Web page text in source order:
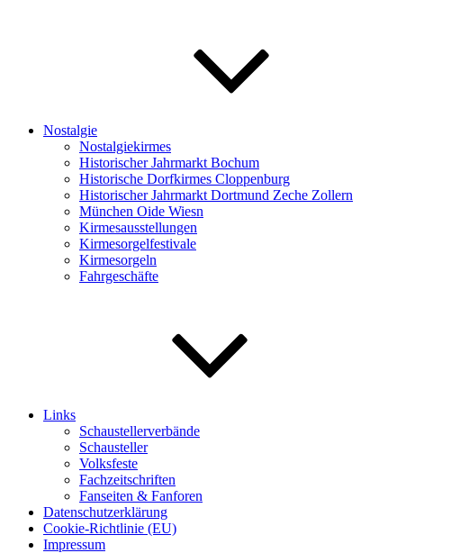
Nostalgie
Nostalgiekirmes
Historischer Jahrmarkt Bochum
Historische Dorfkirmes Cloppenburg
Historischer Jahrmarkt Dortmund Zeche Zollern
München Oide Wiesn
Kirmesausstellungen
Kirmesorgelfestivale
Kirmesorgeln
Fahrgeschäfte
Links
Schaustellerverbände
Schausteller
Volksfeste
Fachzeitschriften
Fanseiten & Fanforen
Datenschutzerklärung
Cookie-Richtlinie (EU)
Impressum